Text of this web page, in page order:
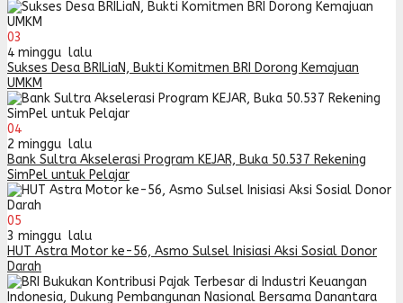
03
4 minggu lalu
Sukses Desa BRILiaN, Bukti Komitmen BRI Dorong Kemajuan
UMKM
04
2 minggu lalu
Bank Sultra Akselerasi Program KEJAR, Buka 50.537 Rekening
SimPel untuk Pelajar
05
3 minggu lalu
HUT Astra Motor ke-56, Asmo Sulsel Inisiasi Aksi Sosial Donor
Darah